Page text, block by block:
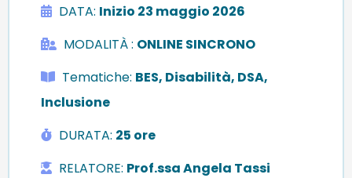
DATA: Inizio 23 maggio 2026
MODALITÀ: ONLINE SINCRONO
Tematiche: BES, Disabilità, DSA,
Inclusione
DURATA: 25 ore
RELATORE: Prof.ssa Angela Tassi